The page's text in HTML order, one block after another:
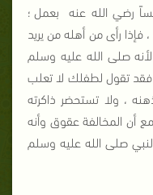
رضي الله عنه بعمل ؛
فإذا رأى من أهله من يريد
صلى الله عليه وسلم
تقول لطفلك لا تعلب
، ولا تستحضر ذاكرته
أن المخالفة عقوق وأنه
صلى الله عليه وسلم